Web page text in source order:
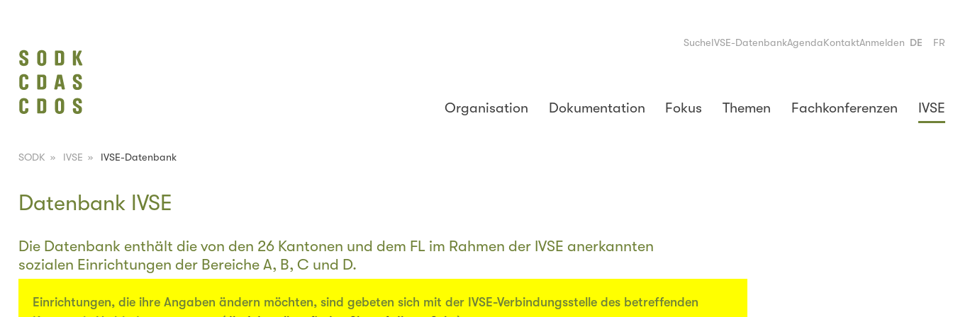
SucheIVSE-DatenbankAgendaKontaktAnmelden DE FR
Organisation Dokumentation Fokus Themen Fachkonferenzen IVSE
SODK » IVSE » IVSE-Datenbank
Datenbank IVSE
Die Datenbank enthält die von den 26 Kantonen und dem FL im Rahmen der IVSE anerkannten
sozialen Einrichtungen der Bereiche A, B, C und D.
Einrichtungen, die ihre Angaben ändern möchten, sind gebeten sich mit der IVSE-Verbindungsstelle des betreffenden